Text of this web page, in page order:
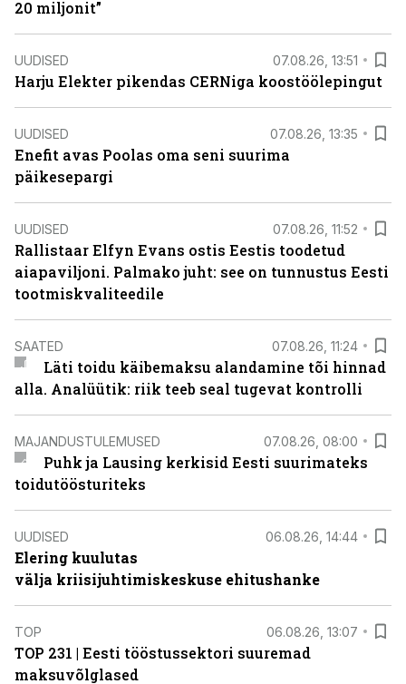
20 miljonit”
UUDISED 07.08.26, 13:51
Harju Elekter pikendas CERNiga koostöölepingut
UUDISED 07.08.26, 13:35
Enefit avas Poolas oma seni suurima
päikesepargi
UUDISED 07.08.26, 11:52
Rallistaar Elfyn Evans ostis Eestis toodetud
aiapaviljoni. Palmako juht: see on tunnustus Eesti
tootmiskvaliteedile
SAATED 07.08.26, 11:24
Läti toidu käibemaksu alandamine tõi hinnad
alla. Analüütik: riik teeb seal tugevat kontrolli
MAJANDUSTULEMUSED 07.08.26, 08:00
Puhk ja Lausing kerkisid Eesti suurimateks
toidutöösturiteks
UUDISED 06.08.26, 14:44
Elering kuulutas
välja kriisijuhtimiskeskuse ehitushanke
TOP 06.08.26, 13:07
TOP 231 | Eesti tööstussektori suuremad
maksuvõlglased